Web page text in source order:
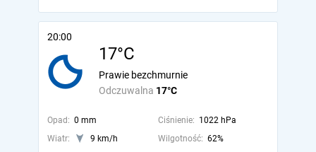
20:00
17°C
Odczuwalna 17°C
Prawie bezchmurnie
Opad: 0 mm Ciśnienie: 1022 hPa
Wiatr:
9 km/h Wilgotność: 62%